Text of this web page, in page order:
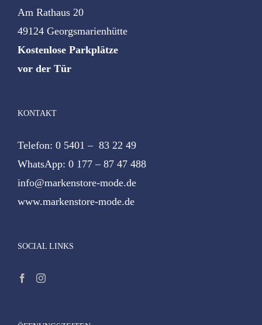
Am Rathaus 20
49124 Georgsmarienhütte
Kostenlose Parkplätze
vor der Tür
KONTAKT
Telefon: 0 5401 – 83 22 49
WhatsApp: 0 177 – 87 47 488
info@markenstore-mode.de
www.markenstore-mode.de
SOCIAL LINKS